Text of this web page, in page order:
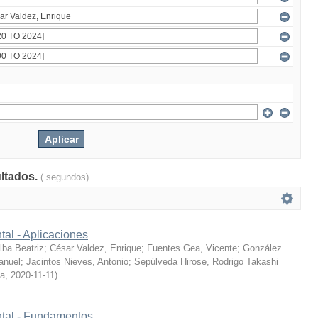
( segundos)
- Aplicaciones
Beatriz; César Valdez, Enrique; Fuentes Gea, Vicente; González
; Jacintos Nieves, Antonio; Sepúlveda Hirose, Rodrigo Takashi
, 2020-11-11)